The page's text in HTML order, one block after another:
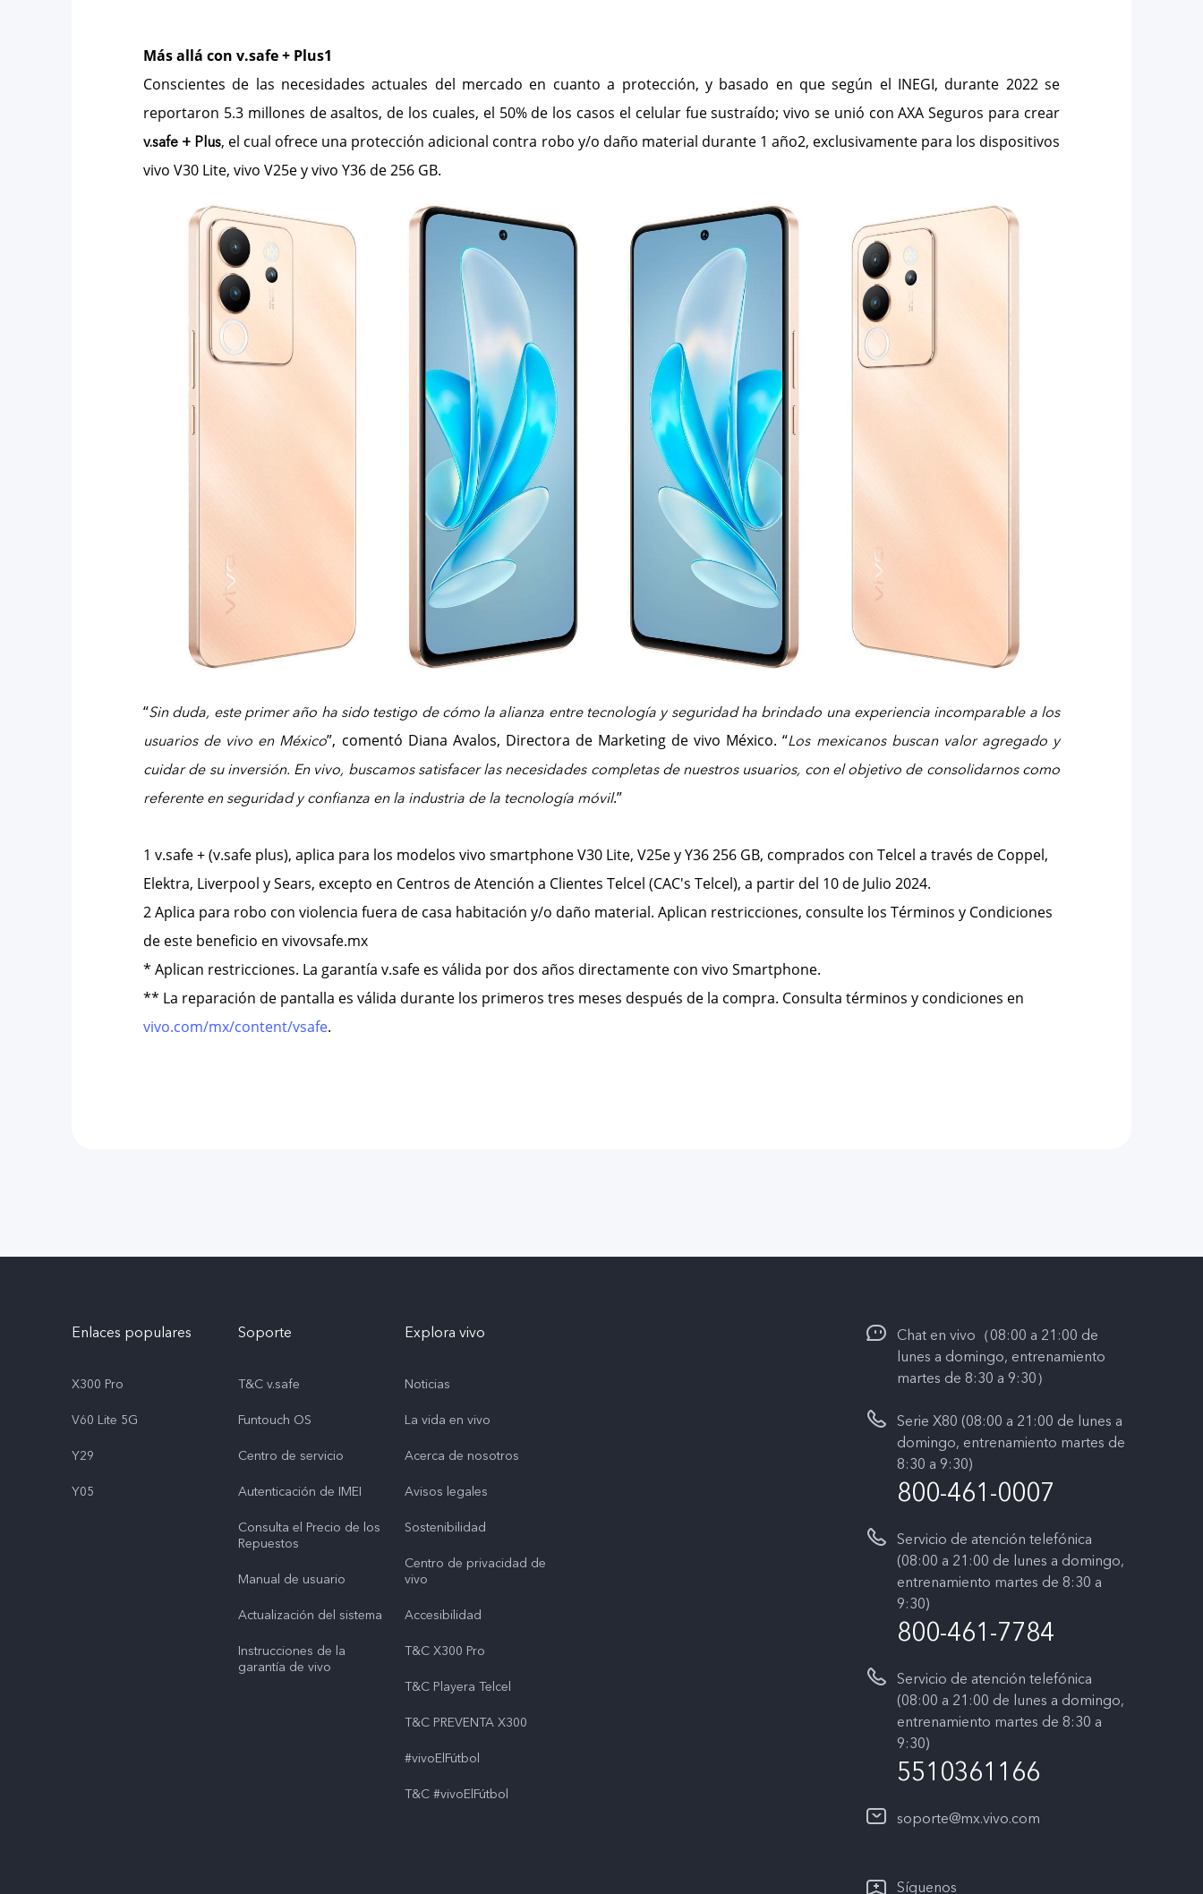
Más allá con v.safe + Plus1
Conscientes de las necesidades actuales del mercado en cuanto a protección, y basado en que según el INEGI, durante 2022 se
reportaron 5.3 millones de asaltos, de los cuales, el 50% de los casos el celular fue sustraído; vivo se unió con AXA Seguros para crear
v.safe + Plus, el cual ofrece una protección adicional contra robo y/o daño material durante 1 año2, exclusivamente para los dispositivos
vivo V30 Lite, vivo V25e y vivo Y36 de 256 GB.
“Sin duda, este primer año ha sido testigo de cómo la alianza entre tecnología y seguridad ha brindado una experiencia incomparable a los
usuarios de vivo en México”, comentó Diana Avalos, Directora de Marketing de vivo México. “Los mexicanos buscan valor agregado y
cuidar de su inversión. En vivo, buscamos satisfacer las necesidades completas de nuestros usuarios, con el objetivo de consolidarnos como
referente en seguridad y confianza en la industria de la tecnología móvil.”
1 v.safe + (v.safe plus), aplica para los modelos vivo smartphone V30 Lite, V25e y Y36 256 GB, comprados con Telcel a través de Coppel,
Elektra, Liverpool y Sears, excepto en Centros de Atención a Clientes Telcel (CAC's Telcel), a partir del 10 de Julio 2024.
2 Aplica para robo con violencia fuera de casa habitación y/o daño material. Aplican restricciones, consulte los Términos y Condiciones
de este beneficio en vivovsafe.mx
* Aplican restricciones. La garantía v.safe es válida por dos años directamente con vivo Smartphone.
** La reparación de pantalla es válida durante los primeros tres meses después de la compra. Consulta términos y condiciones en
vivo.com/mx/content/vsafe.
Enlaces populares
X300 Pro
V60 Lite 5G
Y29
Y05
Soporte
T&C v.safe
Funtouch OS
Centro de servicio
Autenticación de IMEI
Consulta el Precio de los
Repuestos
Manual de usuario
Actualización del sistema
Instrucciones de la
garantía de vivo
Explora vivo
Noticias
La vida en vivo
Acerca de nosotros
Avisos legales
Sostenibilidad
Centro de privacidad de
vivo
Accesibilidad
T&C X300 Pro
T&C Playera Telcel
T&C PREVENTA X300
#vivoElFútbol
T&C #vivoElFútbol
Chat en vivo（08:00 a 21:00 de
lunes a domingo, entrenamiento
martes de 8:30 a 9:30）
Serie X80 (08:00 a 21:00 de lunes a
domingo, entrenamiento martes de
8:30 a 9:30)
800-461-0007
Servicio de atención telefónica
(08:00 a 21:00 de lunes a domingo,
entrenamiento martes de 8:30 a
9:30)
800-461-7784
Servicio de atención telefónica
(08:00 a 21:00 de lunes a domingo,
entrenamiento martes de 8:30 a
9:30)
5510361166
soporte@mx.vivo.com
Síguenos